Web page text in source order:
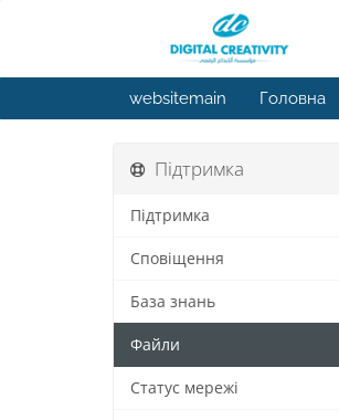
websitemain Головна
Підтримка
Підтримка
Сповіщення
База знань
Файли
Статус мережі